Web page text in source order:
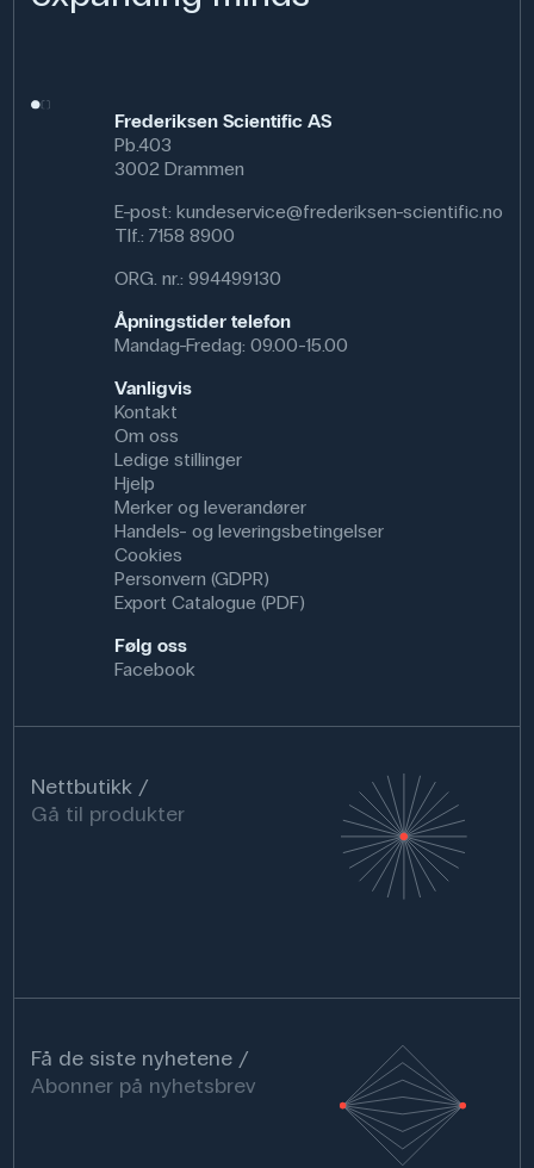
med eksperimenter der natriumsulfitt reduserer fargede
løsninger, noe som gir en tydelig visuell demonstrasjon av
redoksprosesser. Det kan også brukes til å fjerne løst
oksidasjon, oksygeninnhold og vannkvalitet.
CAS NR: 7757-83-7
Molmasse: 78.04 g/mol
Frederiksen Scientific AS
Pb.403
3002 Drammen
E-post: kundeservice@frederiksen-scientific.no
Tlf.: 7158 8900
ORG. nr.: 994499130
Åpningstider telefon
Mandag-Fredag: 09.00-15.00
Vanligvis
Kontakt
Om oss
Ledige stillinger
Hjelp
Merker og leverandører
Handels- og leveringsbetingelser
Cookies
Personvern (GDPR)
Export Catalogue (PDF)
Følg oss
Facebook
Nettbutikk
Gå til produkter
Få de siste nyhetene
Abonner på nyhetsbrev